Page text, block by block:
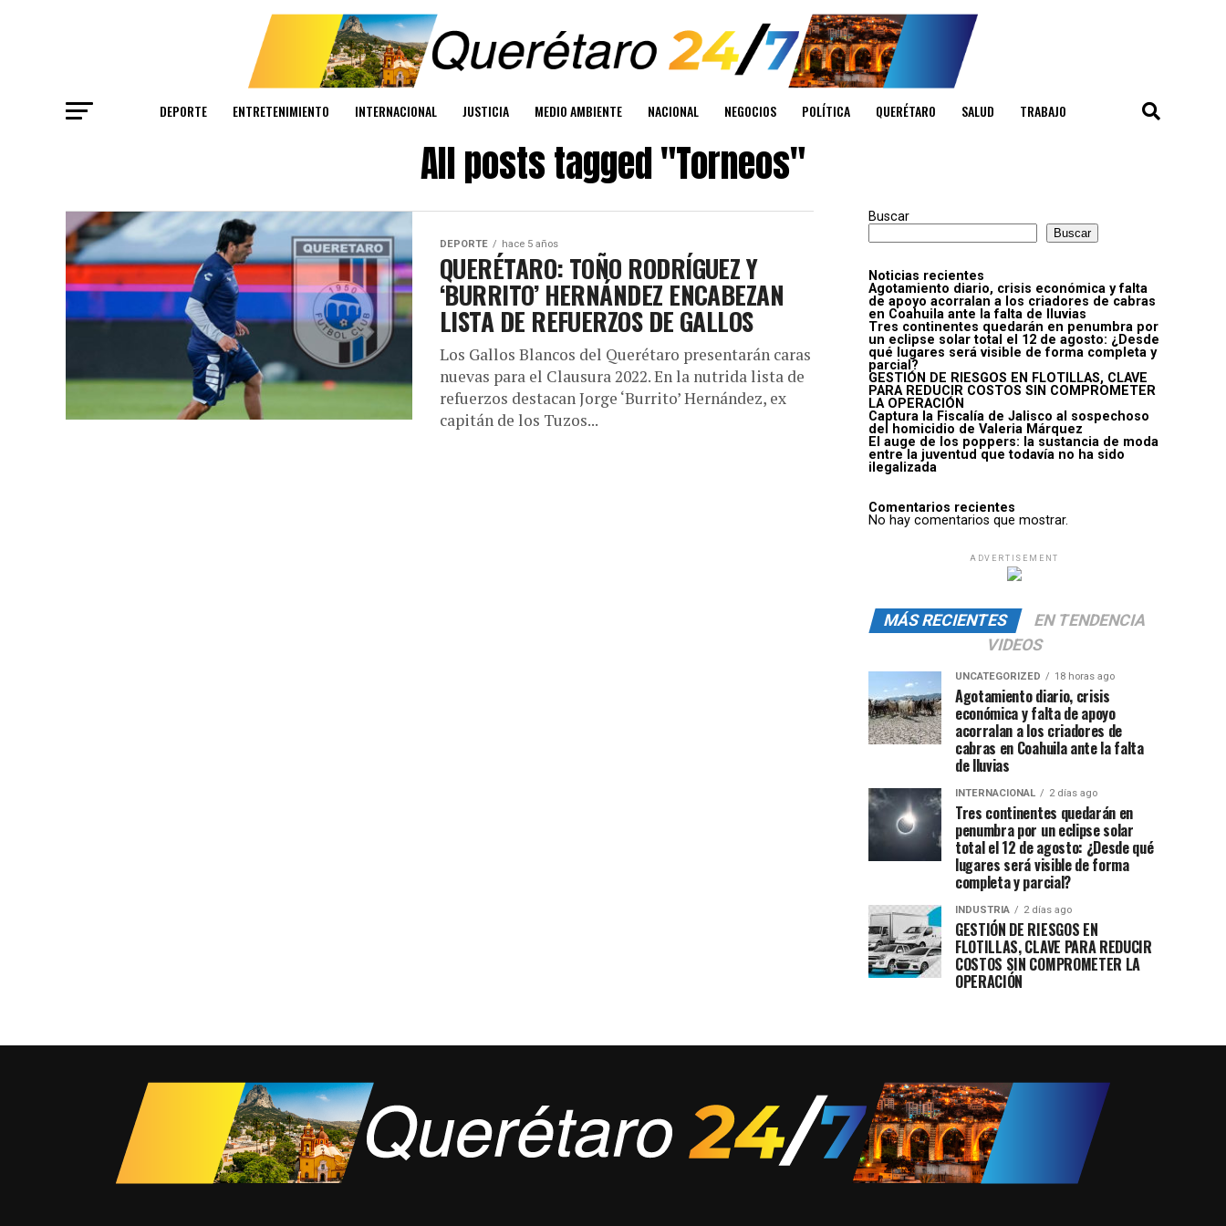
DEPORTE ENTRETENIMIENTO INTERNACIONAL JUSTICIA MEDIO AMBIENTE NACIONAL NEGOCIOS POLÍTICA QUERÉTARO SALUD TRABAJO
All posts tagged "Torneos"
DEPORTE hace 5 años
QUERÉTARO: TOÑO RODRÍGUEZ Y
‘BURRITO’ HERNÁNDEZ ENCABEZAN
LISTA DE REFUERZOS DE GALLOS
Los Gallos Blancos del Querétaro presentarán caras
nuevas para el Clausura 2022. En la nutrida lista de
refuerzos destacan Jorge ‘Burrito’ Hernández, ex
capitán de los Tuzos...
Buscar
Buscar
Noticias recientes
Agotamiento diario, crisis económica y falta
de apoyo acorralan a los criadores de cabras
en Coahuila ante la falta de lluvias
Tres continentes quedarán en penumbra por
un eclipse solar total el 12 de agosto: ¿Desde
qué lugares será visible de forma completa y
parcial?
GESTIÓN DE RIESGOS EN FLOTILLAS, CLAVE
PARA REDUCIR COSTOS SIN COMPROMETER
LA OPERACIÓN
Captura la Fiscalía de Jalisco al sospechoso
del homicidio de Valeria Márquez
El auge de los poppers: la sustancia de moda
entre la juventud que todavía no ha sido
ilegalizada
Comentarios recientes
No hay comentarios que mostrar.
ADVERTISEMENT
MÁS RECIENTES
EN TENDENCIA
VIDEOS
UNCATEGORIZED 18 horas ago
Agotamiento diario, crisis
económica y falta de apoyo
acorralan a los criadores de
cabras en Coahuila ante la falta
de lluvias
INTERNACIONAL 2 días ago
Tres continentes quedarán en
penumbra por un eclipse solar
total el 12 de agosto: ¿Desde qué
lugares será visible de forma
completa y parcial?
INDUSTRIA 2 días ago
GESTIÓN DE RIESGOS EN
FLOTILLAS, CLAVE PARA REDUCIR
COSTOS SIN COMPROMETER LA
OPERACIÓN